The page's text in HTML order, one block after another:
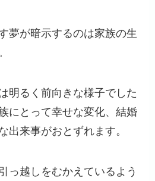
夢が暗示するのは家族の生
明るく前向きな様子でした
にとって幸せな変化、結婚
出来事がおとずれます。
っ越しをむかえているよう